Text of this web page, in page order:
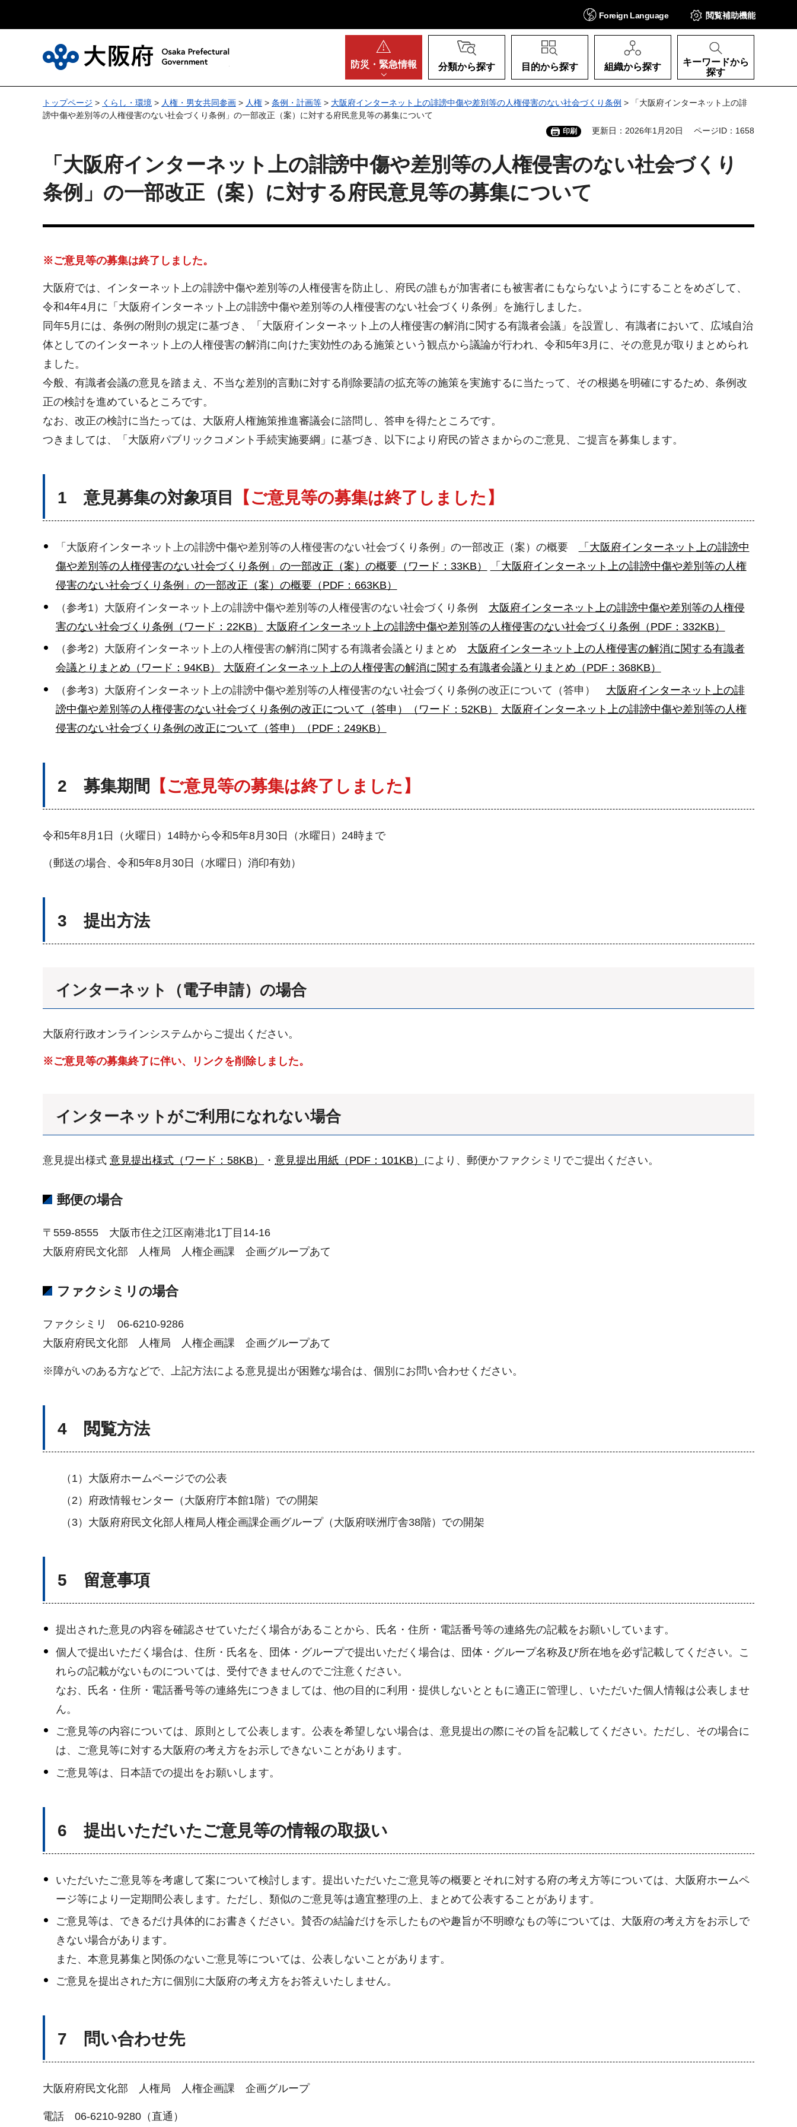
Foreign Language 閲覧補助機能
防災・ 緊急情報 分類から探す 目的から探す 組織から探す
キーワードから
探す
トップページ > くらし・環境 > 人権・男女共同参画 > 人権 > 条例・計画等 > 大阪府インターネット上の誹謗中傷や差別等の人権侵害のない社会づくり条例 > 「大阪府インターネット上の誹
謗中傷や差別等の人権侵害のない社会づくり条例」の一部改正（案）に対する府民意見等の募集について
印刷 更新日：2026年1月20日 ページID：1658
「大阪府インターネット上の誹謗中傷や差別等の人権侵害のない社会づくり
条例」の一部改正（案）に対する府民意見等の募集について
※ご意見等の募集は終了しました。
大阪府では、インターネット上の誹謗中傷や差別等の人権侵害を防止し、府民の誰もが加害者にも被害者にもならないようにすることをめざして、
令和4年4月に「大阪府インターネット上の誹謗中傷や差別等の人権侵害のない社会づくり条例」を施行しました。
同年5月には、条例の附則の規定に基づき、「大阪府インターネット上の人権侵害の解消に関する有識者会議」を設置し、有識者において、広域自治
体としてのインターネット上の人権侵害の解消に向けた実効性のある施策という観点から議論が行われ、令和5年3月に、その意見が取りまとめられ
ました。
今般、有識者会議の意見を踏まえ、不当な差別的言動に対する削除要請の拡充等の施策を実施するに当たって、その根拠を明確にするため、条例改
正の検討を進めているところです。
なお、改正の検討に当たっては、大阪府人権施策推進審議会に諮問し、答申を得たところです。
つきましては、「大阪府パブリックコメント手続実施要綱」に基づき、以下により府民の皆さまからのご意見、ご提言を募集します。
1 意見募集の対象項目 【ご意見等の募集は終了しました】
「大阪府インターネット上の誹謗中傷や差別等の人権侵害のない社会づくり条例」の一部改正（案）の概要
「大阪府インターネット上の誹謗中
傷や差別等の人権侵害のない社会づくり条例」の一部改正（案）の概要（ワード：33KB）
「大阪府インターネット上の誹謗中傷や差別等の人権
侵害のない社会づくり条例」の一部改正（案）の概要（PDF：663KB）
（参考1）大阪府インターネット上の誹謗中傷や差別等の人権侵害のない社会づくり条例 大阪府インターネット上の誹謗中傷や差別等の人権侵
害のない社会づくり条例（ワード：22KB）
大阪府インターネット上の誹謗中傷や差別等の人権侵害のない社会づくり条例（PDF：332KB）
（参考2）大阪府インターネット上の人権侵害の解消に関する有識者会議とりまとめ 大阪府インターネット上の人権侵害の解消に関する有識者
会議とりまとめ（ワード：94KB）
大阪府インターネット上の人権侵害の解消に関する有識者会議とりまとめ（PDF：368KB）
（参考3）大阪府インターネット上の誹謗中傷や差別等の人権侵害のない社会づくり条例の改正について（答申） 大阪府インターネット上の誹
謗中傷や差別等の人権侵害のない社会づくり条例の改正について（答申）（ワード：52KB）
大阪府インターネット上の誹謗中傷や差別等の人権
侵害のない社会づくり条例の改正について（答申）（PDF：249KB）
2 募集期間 【ご意見等の募集は終了しました】
令和5年8月1日（火曜日）14時から令和5年8月30日（水曜日）24時まで
（郵送の場合、令和5年8月30日（水曜日）消印有効）
3 提出方法
インターネット（電子申請）の場合
大阪府行政オンラインシステムからご提出ください。
※ご意見等の募集終了に伴い、リンクを削除しました。
インターネットがご利用になれない場合
意見提出様式 意見提出様式（ワード：58KB） ・ 意見提出用紙（PDF：101KB） により、郵便かファクシミリでご提出ください。
郵便の場合
〒559-8555 大阪市住之江区南港北1丁目14-16
大阪府府民文化部 人権局 人権企画課 企画グループあて
ファクシミリの場合
ファクシミリ 06-6210-9286
大阪府府民文化部 人権局 人権企画課 企画グループあて
※障がいのある方などで、上記方法による意見提出が困難な場合は、個別にお問い合わせください。
4 閲覧方法
（1）大阪府ホームページでの公表
（2）府政情報センター（大阪府庁本館1階）での開架
（3）大阪府府民文化部人権局人権企画課企画グループ（大阪府咲洲庁舎38階）での開架
5 留意事項
提出された意見の内容を確認させていただく場合があることから、氏名・住所・電話番号等の連絡先の記載をお願いしています。
個人で提出いただく場合は、住所・氏名を、団体・グループで提出いただく場合は、団体・グループ名称及び所在地を必ず記載してください。こ
れらの記載がないものについては、受付できませんのでご注意ください。
なお、氏名・住所・電話番号等の連絡先につきましては、他の目的に利用・提供しないとともに適正に管理し、いただいた個人情報は公表しませ
ん。
ご意見等の内容については、原則として公表します。公表を希望しない場合は、意見提出の際にその旨を記載してください。ただし、その場合に
は、ご意見等に対する大阪府の考え方をお示しできないことがあります。
ご意見等は、日本語での提出をお願いします。
6 提出いただいたご意見等の情報の取扱い
いただいたご意見等を考慮して案について検討します。提出いただいたご意見等の概要とそれに対する府の考え方等については、大阪府ホームペ
ージ等により一定期間公表します。ただし、類似のご意見等は適宜整理の上、まとめて公表することがあります。
ご意見等は、できるだけ具体的にお書きください。賛否の結論だけを示したものや趣旨が不明瞭なもの等については、大阪府の考え方をお示しで
きない場合があります。
また、本意見募集と関係のないご意見等については、公表しないことがあります。
ご意見を提出された方に個別に大阪府の考え方をお答えいたしません。
7 問い合わせ先
大阪府府民文化部 人権局 人権企画課 企画グループ
電話 06-6210-9280（直通）